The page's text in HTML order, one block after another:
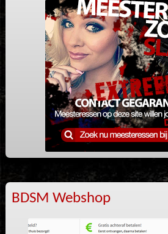
BDSM Webshop